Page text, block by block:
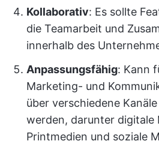
Kollaborativ: Es sollte
die Teamarbeit und
innerhalb des
Anpassungsfähig: Kann
Marketing- und
über verschiedene
werden, darunter digitale
Printmedien und soziale